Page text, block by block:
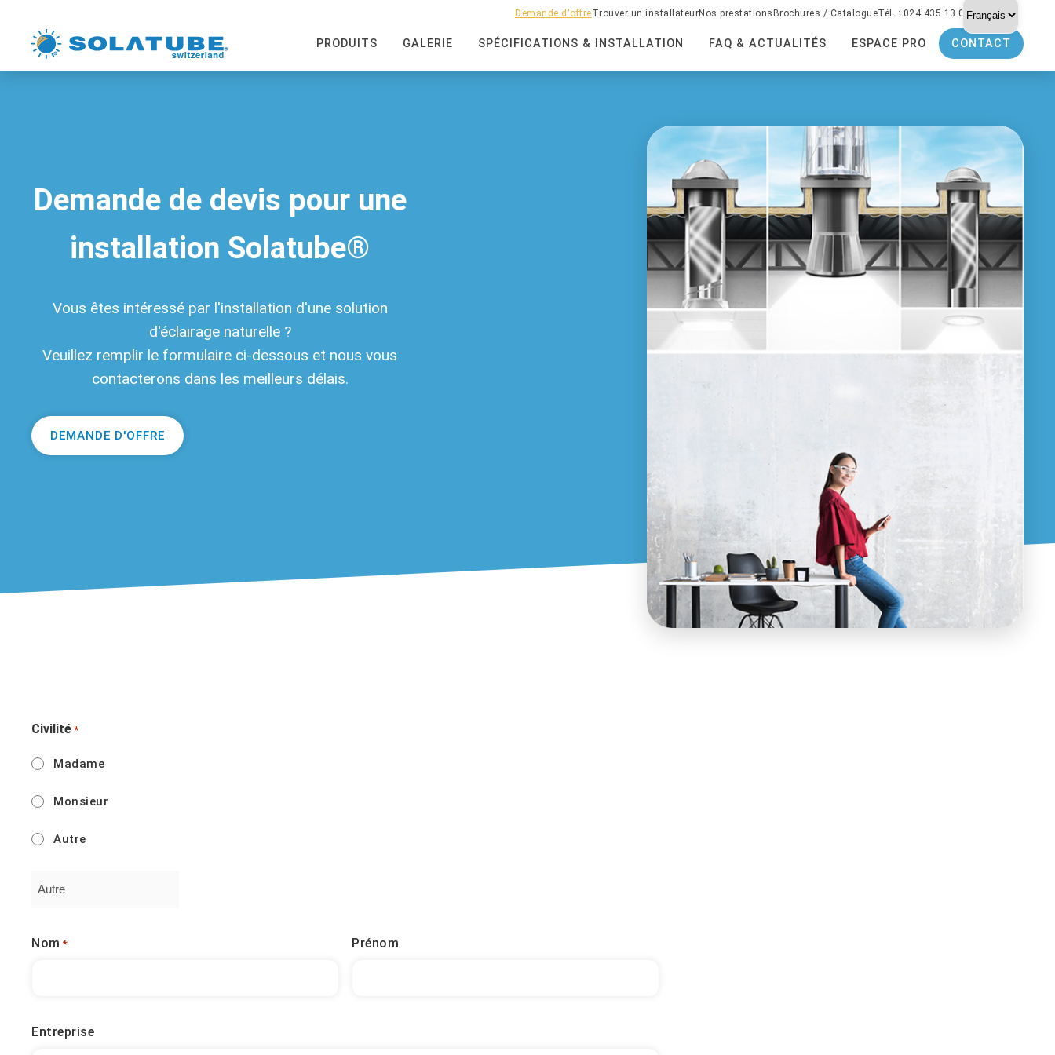
Demande d'offreTrouver un installateurNos prestations Brochures / CatalogueTél. : 024 435 13 04
Choisir
une
langue
PRODUITS GALERIE SPÉCIFICATIONS & INSTALLATION FAQ & ACTUALITÉS ESPACE PRO CONTACT
Demande de devis pour une
installation Solatube®
Vous êtes intéressé par l'installation d'une solution
d'éclairage naturelle ?
Veuillez remplir le formulaire ci-dessous et nous vous
contacterons dans les meilleurs délais.
DEMANDE D'OFFRE
Civilité *
Madame
Monsieur
Autre
Nom * Prénom
Entreprise